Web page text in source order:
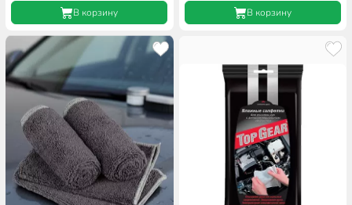
В корзину В корзину